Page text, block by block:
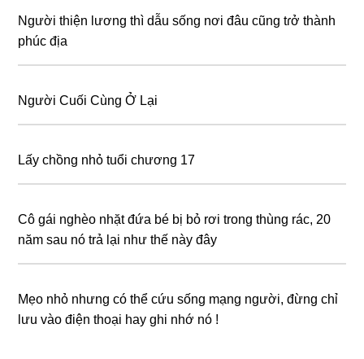
Người thiện lương thì dẫu sống nơi đâu cũng tɾở thành
phúc địa
Người Cuối Cùng Ở Lại
Lấy chồng nhỏ tuổi chương 17
Cô gái nghèo nhặt đứa bé bị bỏ rơi trong thùng rác, 20
năm sau nó trả lại như thế này đây
Mẹo nhỏ nhưng có thể cứu sống mạng người, đừng chỉ
lưu vào điện thoại hay ghi nhớ nó !